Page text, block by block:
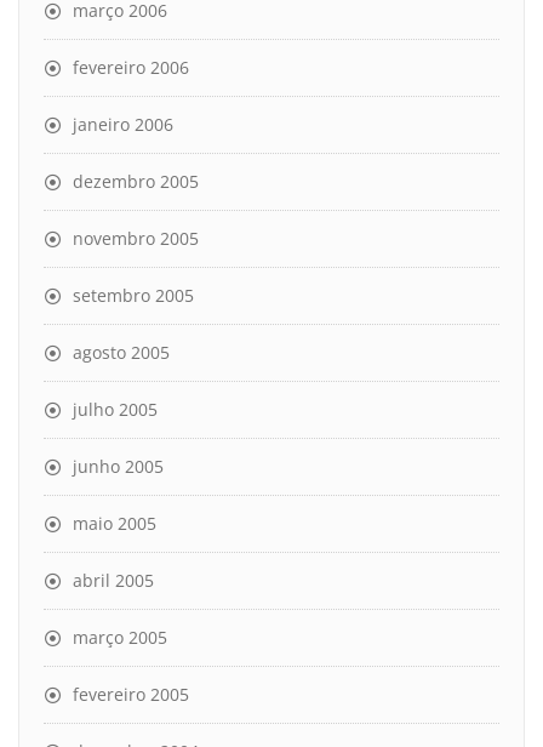
março 2006
fevereiro 2006
janeiro 2006
dezembro 2005
novembro 2005
setembro 2005
agosto 2005
julho 2005
junho 2005
maio 2005
abril 2005
março 2005
fevereiro 2005